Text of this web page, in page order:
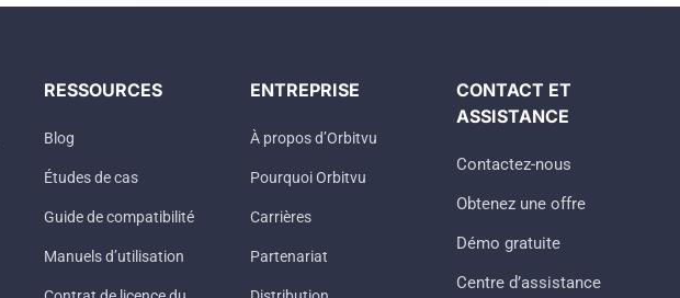
RESSOURCES
Blog
Études de cas
Guide de compatibilité
Manuels d’utilisation
ENTREPRISE
À propos d’Orbitvu
Pourquoi Orbitvu
Carrières
Partenariat
CONTACT ET
ASSISTANCE
Contactez-nous
Obtenez une offre
Démo gratuite
Centre d’assistance